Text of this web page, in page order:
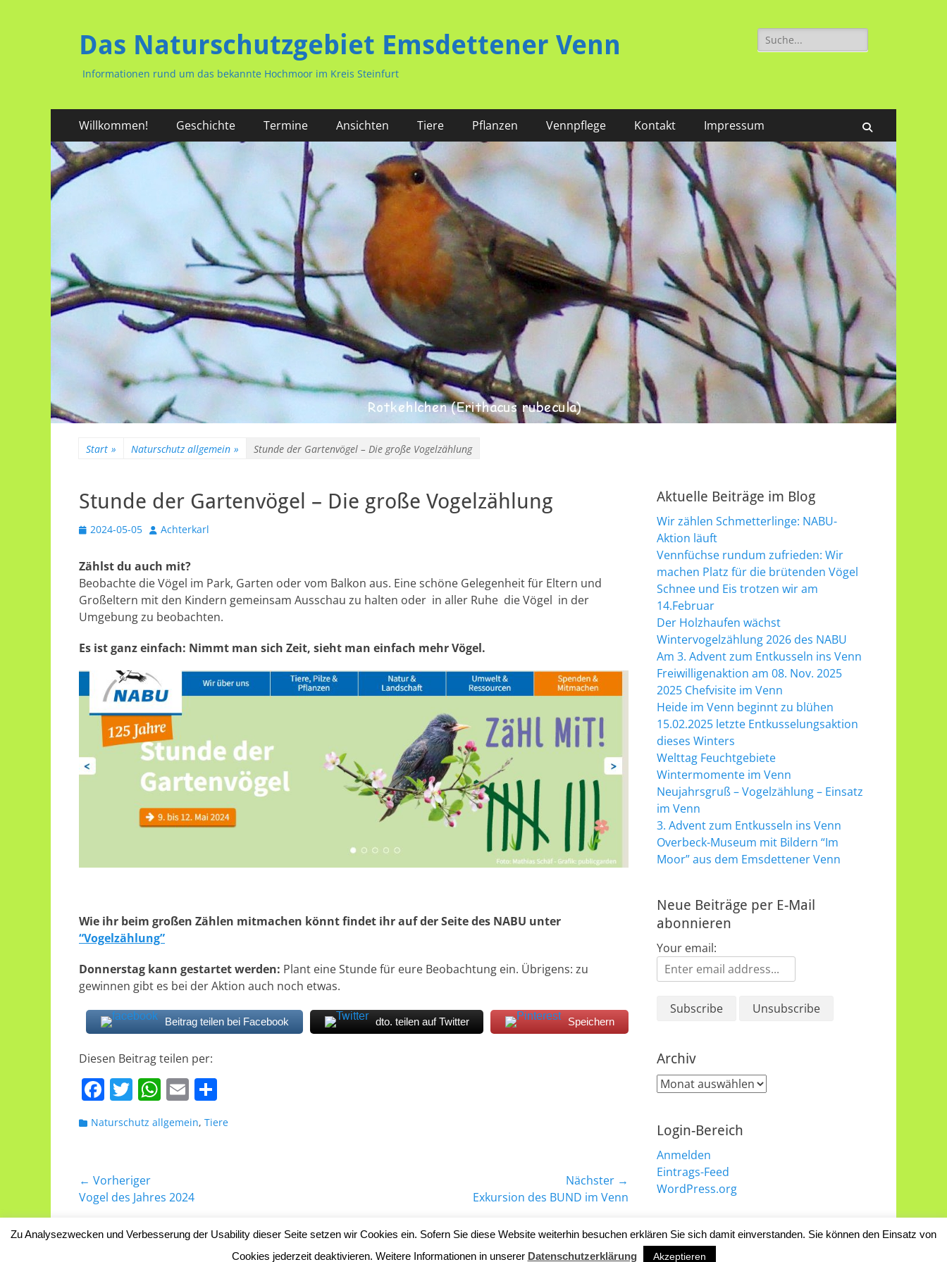
Das Naturschutzgebiet Emsdettener Venn
Informationen rund um das bekannte Hochmoor im Kreis Steinfurt
Suchen
nach:
Primäres
Menü
Inhalt
springen
Willkommen! Geschichte Termine Ansichten Tiere Pflanzen Vennpflege Kontakt Impressum
Start » Naturschutz allgemein » Stunde der Gartenvögel – Die große Vogelzählung
Stunde der Gartenvögel – Die große Vogelzählung
Veröffentlicht
2024-05-05 AutorAchterkarl
Zählst du auch mit?
Beobachte die Vögel im Park, Garten oder vom Balkon aus. Eine schöne Gelegenheit für Eltern und
Großeltern mit den Kindern gemeinsam Ausschau zu halten oder in aller Ruhe die Vögel in der
Umgebung zu beobachten.
Es ist ganz einfach: Nimmt man sich Zeit, sieht man einfach mehr Vögel.
Wie ihr beim großen Zählen mitmachen könnt findet ihr auf der Seite des NABU unter
“Vogelzählung”
Donnerstag kann gestartet werden: Plant eine Stunde für eure Beobachtung ein. Übrigens: zu
gewinnen gibt es bei der Aktion auch noch etwas.
Beitrag teilen bei Facebook dto. teilen auf Twitter Speichern
Diesen Beitrag teilen per:
F
a
c
b
o
o
k
T
w
itt
W
h
at
p
p
E
m
ai le
Kategorien
Naturschutz allgemein, Tiere
Beitragsnavigation
← Vorheriger
Vorheriger
Vogel des Jahres 2024
Nächster →
Exkursion des BUND im Venn
Aktuelle Beiträge im Blog
Wir zählen Schmetterlinge: NABU-
Aktion läuft
Vennfüchse rundum zufrieden: Wir
machen Platz für die brütenden Vögel
Schnee und Eis trotzen wir am
14.Februar
Der Holzhaufen wächst
Wintervogelzählung 2026 des NABU
Am 3. Advent zum Entkusseln ins Venn
Freiwilligenaktion am 08. Nov. 2025
2025 Chefvisite im Venn
Heide im Venn beginnt zu blühen
15.02.2025 letzte Entkusselungsaktion
dieses Winters
Welttag Feuchtgebiete
Wintermomente im Venn
Neujahrsgruß – Vogelzählung – Einsatz
im Venn
3. Advent zum Entkusseln ins Venn
Overbeck-Museum mit Bildern “Im
Moor” aus dem Emsdettener Venn
Neue Beiträge per E-Mail
abonnieren
Your email:
Archiv
Archiv
Login-Bereich
Anmelden
Eintrags-Feed
WordPress.org
Das Naturschutzgebiet Emsdettener Venn. Alle Rechte vorbehalten.Datenschutzerklärung| Catch Responsive Child von
Zu Analysezwecken und Verbesserung der Usability dieser Seite setzen wir Cookies ein. Sofern Sie diese Website weiterhin besuchen erklären Sie sich damit einverstanden. Sie können den Einsatz von
Cookies jederzeit deaktivieren. Weitere Informationen in unserer Datenschutzerklärung Akzeptieren